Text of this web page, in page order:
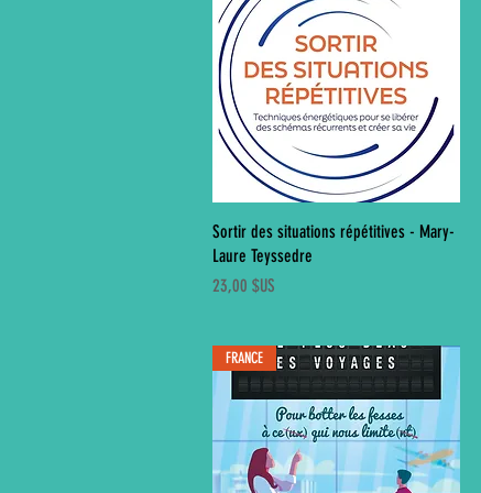
Aperçu rapide
Sortir des situations répétitives - Mary-
Laure Teyssedre
Prix
23,00 $US
FRANCE